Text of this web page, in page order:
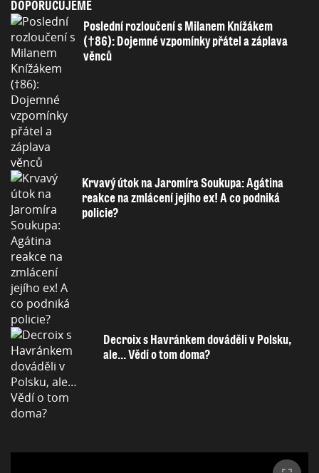
DOPORUČUJEME
Poslední rozloučení s Milanem Knížákem
(†86): Dojemné vzpomínky přátel a záplava
věnců
Krvavý útok na Jaromíra Soukupa: Agátina
reakce na zmlácení jejího ex! A co podniká
policie?
Decroix s Havránkem dováděli v Polsku,
ale… Vědí o tom doma?